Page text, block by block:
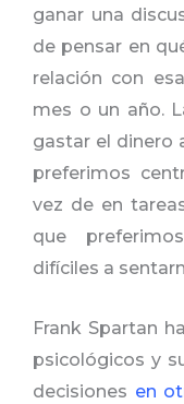
ganar una
de pensar en
relación con
mes o un año.
gastar el dinero
preferimos
vez de en
que
difíciles a
Frank Spartan
psicológicos y
decisiones en